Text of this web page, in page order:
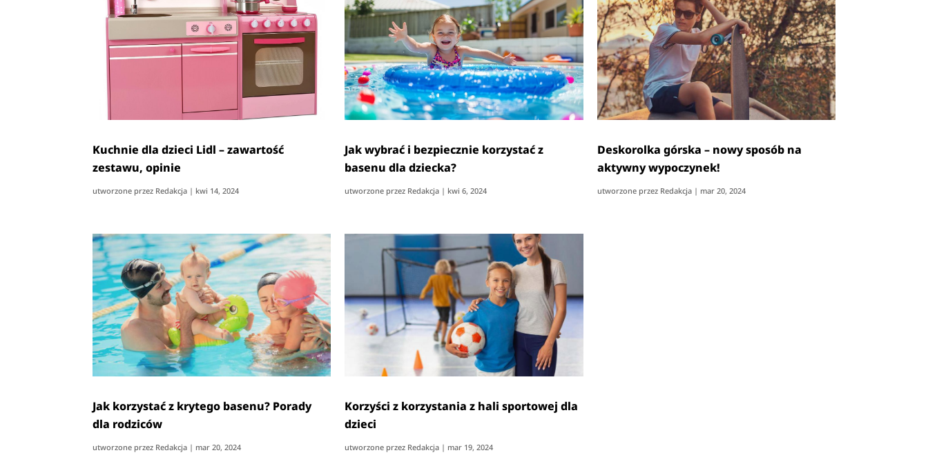
Kuchnie dla dzieci Lidl – zawartość
zestawu, opinie
utworzone przez Redakcja | kwi 14, 2024
Jak wybrać i bezpiecznie korzystać z
basenu dla dziecka?
utworzone przez Redakcja | kwi 6, 2024
Deskorolka górska – nowy sposób na
aktywny wypoczynek!
utworzone przez Redakcja| mar 20, 2024
Jak korzystać z krytego basenu? Porady
dla rodziców
utworzone przez Redakcja | mar 20, 2024
Korzyści z korzystania z hali sportowej dla
dzieci
utworzone przez Redakcja | mar 19, 2024